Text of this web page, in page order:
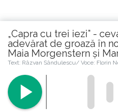
Citește în
© 2026 Republica.ro
„Capra cu trei iezi” -
adevărat de groază în
Maia Morgenstern și
Text: Răzvan Săndulescu/ Voce: Florin